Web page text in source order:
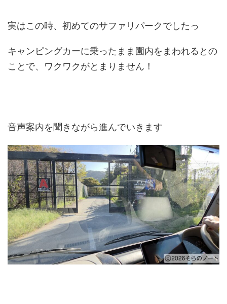
実はこの時、初めてのサファリパークでしたっ
キャンピングカーに乗ったまま園内をまわれるとの
ことで、ワクワクがとまりません！
音声案内を聞きながら進んでいきます